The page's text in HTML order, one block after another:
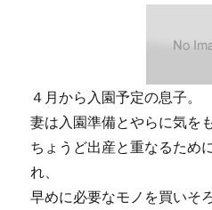
４月から入園予定の息子。
妻は入園準備とやらに気を
ちょうど出産と重なるため
れ、
早めに必要なモノを買いそ